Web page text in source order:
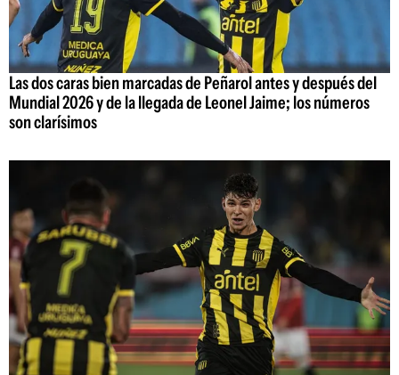
Las dos caras bien marcadas de Peñarol antes y después del
Mundial 2026 y de la llegada de Leonel Jaime; los números
son clarísimos